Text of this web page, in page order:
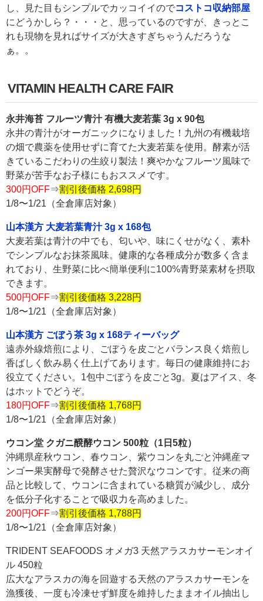
し、見た目もシンプルでカッコイイのでコストコ収納部屋
にどうかしら？・・・と、思っているのですが、きっとこ
れも現物を見ればサイズが大きすぎちゃうんだろうな
ぁ。。
VITAMIN HEALTH CARE FAIR
永井海苔 フルーツ青汁 有機大麦若葉 3g x 90包
永井の青汁がオーガニックになりました！九州の有機栽培
の畑で農薬を使用せずに育てた大麦若葉を使用。酵素が活
きているこだわりの生絞り製法！爽やかなフルーツ風味で
野菜が苦手なお子様にもおススメです。
300円OFF⇒割引後価格 2,698円
1/8〜1/21（全倉庫店対象）
山本漢方 大麦若葉青汁 3g x 168包
大麦若葉は青汁の中でも、匂いや、味にくせがなく、素朴
でシンプルなお抹茶風味。健康的な各種成分が数多く含ま
れており、生野菜に比べ簡単便利に100%青野菜素材を摂取
できます。
500円OFF⇒割引後価格 3,228円
1/8〜1/21（全倉庫店対象）
山本漢方 ごぼう茶 3g x 168ティーバッグ
遠赤外線焙煎により、ごぼうを皮ごとバランス良く焙煎し
香ばしく飲み易く仕上げてあります。毎日の健康維持にお
役立てください。1包中ごぼうを皮ごと3g。夏はアイス、冬
はホットでどうぞ。
180円OFF⇒割引後価格 1,768円
1/8〜1/21（全倉庫店対象）
ウコン堂 クガニ醗酵ウコン 500粒（1日5粒）
沖縄県産秋ウコン、春ウコン、紫ウコンを丸ごと沖縄産マ
ンゴー果実酵母で発酵させた贅沢なウコンです。従来の商
品と比較して、ウコンに含まれている糖質が減少し、成分
を低分子化することで吸収力を高めました。
200円OFF⇒割引後価格 1,788円
1/8〜1/21（全倉庫店対象）
TRIDENT SEAFOODS オメガ3 天然アラスカサーモンオイ
ル 450粒
広大なアラスカの海を回遊する天然のアラスカサーモンを
漁獲後、一度も冷凍せず鮮度を維持したままオイル抽出し